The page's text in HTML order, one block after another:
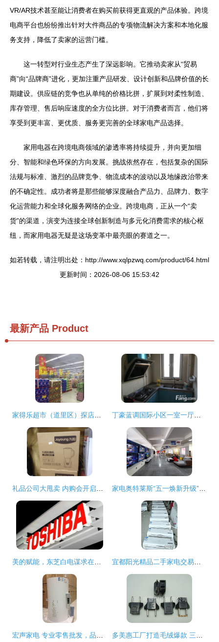
VR/AR技术甚至能让消费者在购买前获得更直观的产品体验。跨境
电商平台也纷纷推出针对大件商品的专项物流解决方案和本地化服
务支持，降低了卖家的运营门槛。
这一转型对行业生态产生了深远影响。它推动卖家从“贸易
商”向“品牌商”进化，更加注重产品研发、设计创新和品牌价值的长
期建设。供应链的竞争也从单纯的价格比拼，扩展到对柔性制造、
库存管理、售后响应速度的全方位比拼。对于消费者而言，他们将
享受到更丰富、更优质、服务更完善的全球家电产品选择。
家用电器在跨境电商领域的渗透率将持续提升，并向更加细
分、智能和绿色环保的方向发展。挑战依然存在，包括复杂的国际
法规与标准、激烈的品牌竞争、物流成本的波动以及地缘政治带来
的不确定性。成功者将是那些能够深度融合产品力、品牌力、数字
化运营能力和全球化服务网络的企业。跨境电商，正从一个“卖
货”的渠道，演变为连接全球创新制造与多元化消费需求的核心枢
纽，而家用电器无疑是这场变革中最亮眼的赛道之一。
如若转载，请注明出处：http://www.xqlpzwq.com/product/64.html
更新时间：2026-08-06 15:53:42
最新产品 Product